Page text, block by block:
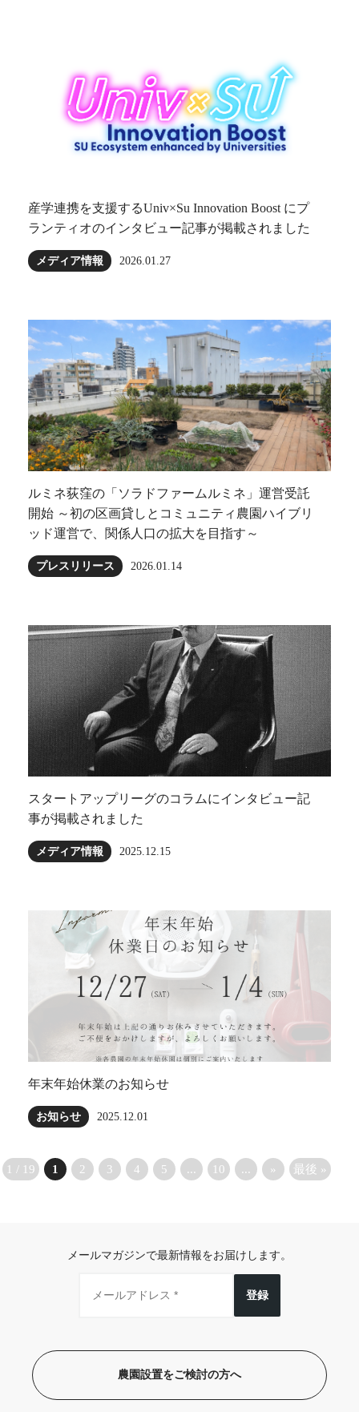
産学連携を支援するUniv×Su Innovation Boost にプ
ランティオのインタビュー記事が掲載されました
メディア情報 2026.01.27
ルミネ荻窪の「ソラドファームルミネ」運営受託
開始 ～初の区画貸しとコミュニティ農園ハイブリ
ッド運営で、関係人口の拡大を目指す～
プレスリリース 2026.01.14
スタートアップリーグのコラムにインタビュー記
事が掲載されました
メディア情報 2025.12.15
年末年始休業のお知らせ
お知らせ 2025.12.01
1 / 19 1 2 3 4 5 ... 10 ... » 最後 »
メールマガジンで最新情報をお届けします。
登録
農園設置をご検討の方へ